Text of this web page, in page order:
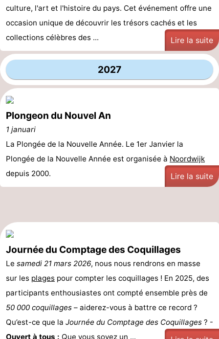
Duinen
aan
Zee
Bergen
-
Alkmaar
-
Egmond
aan
Zee
-
Noordhollands
duinreservaat
-
Wijk
aan
Zee
-
Nature
Zuid-
-
Amsterdam
-
Méridionale
-
Bollenstreek
-
Hollands
Katwijk
-
culture, l'art et l'histoire du pays. Cet événement offre une
occasion unique de découvrir les trésors cachés et les
collections célèbres des ...
Lire la suite
2027
Plongeon du Nouvel An
1 januari
La Plongée de la Nouvelle Année. Le 1er Janvier la
Plongée de la Nouvelle Année est organisée à Noordwijk
depuis 2000.
Lire la suite
Journée du Comptage des Coquillages
Le samedi 21 mars 2026, nous nous rendrons en masse
sur les plages pour compter les coquillages ! En 2025, des
participants enthousiastes ont compté ensemble près de
50 000 coquillages – aiderez-vous à battre ce record ?
Qu’est-ce que la Journée du Comptage des Coquillages ? -
Ouvert à tous : Que vous soyez un ...